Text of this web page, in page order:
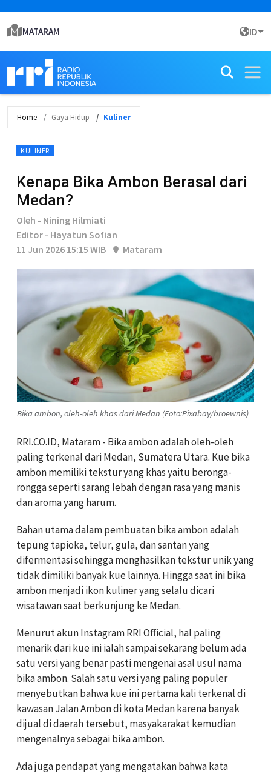
MATARAM ID
Home Gaya Hidup Kuliner
KULINER
Kenapa Bika Ambon Berasal dari
Medan?
Oleh - Nining Hilmiati
Editor - Hayatun Sofian
11 Jun 2026 15:15 WIB
Mataram
Bika ambon, oleh-oleh khas dari Medan (Foto:Pixabay/broewnis)
RRI.CO.ID, Mataram - Bika ambon adalah oleh-oleh
paling terkenal dari Medan, Sumatera Utara. Kue bika
ambon memiliki tekstur yang khas yaitu beronga-
rongga seperti sarang lebah dengan rasa yang manis
dan aroma yang harum.
Bahan utama dalam pembuatan bika ambon adalah
tepung tapioka, telur, gula, dan santan yang
difermentasi sehingga menghasilkan tekstur unik yang
tidak dimiliki banyak kue lainnya. Hingga saat ini bika
ambon menjadi ikon kuliner yang selalu dicari
wisatawan saat berkunjung ke Medan.
Menurut akun Instagram RRI Official, hal paling
menarik dari kue ini ialah sampai sekarang belum ada
satu versi yang benar pasti mengenai asal usul nama
bika ambon. Salah satu versi yang paling populer
menyebutkan bahwa kue ini pertama kali terkenal di
kawasan Jalan Ambon di kota Medan karena banyak
dijual di daerah tersebut, masyakarakat kemudian
mengenalnya sebagai bika ambon.
Ada juga pendapat yang mengatakan bahwa kata